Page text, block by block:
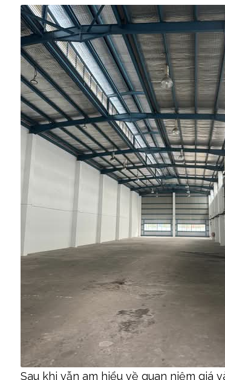
Sau khi vẫn am hiểu về quan niệm giá